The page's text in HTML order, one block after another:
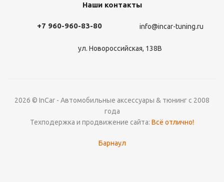
Наши контакты
+7 960-960-83-80 info@incar-tuning.ru
ул. Новороссийская, 138В
2026 © InCar - Автомобильные аксессуары & тюнинг с 2008
года
Техподержка и продвижение сайта: Всё отлично!
Барнаул